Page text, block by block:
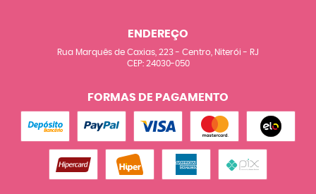
ENDEREÇO
Rua Marquês de Caxias, 223- Centro, Niterói - RJ
CEP: 24030-050
FORMAS DE PAGAMENTO